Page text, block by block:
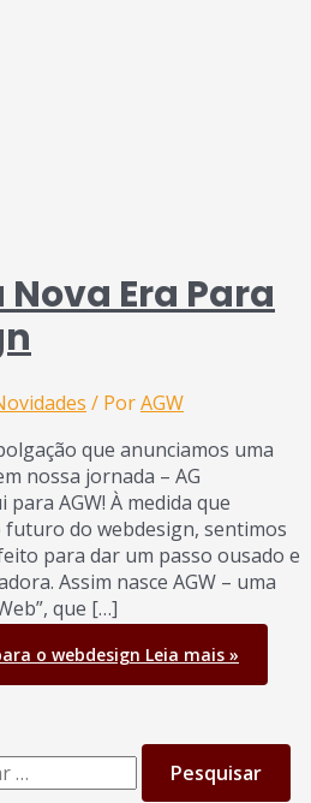
Era Para
/ PorAGW
que anunciamos uma
nossa jornada – AG
AGW! À medida que
do webdesign, sentimos
para dar um passo ousado e
Assim nasce AGW – uma
que […]
o webdesign Leia mais »